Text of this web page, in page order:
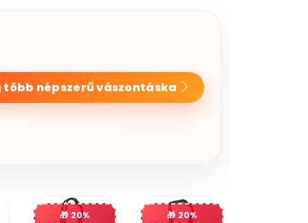
több népszerű vászontáska
20%